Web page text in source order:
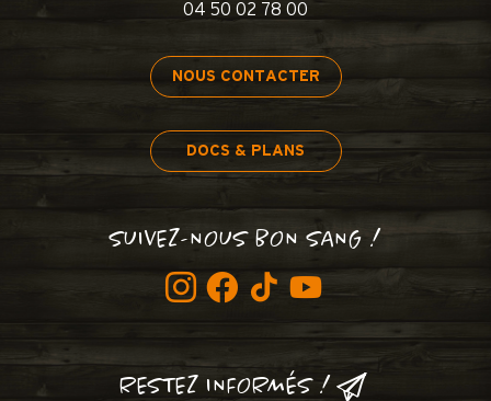
04 50 02 78 00
NOUS CONTACTER
DOCS & PLANS
SUIVEZ-NOUS BON SANG !
RESTEZ INFORMÉS !